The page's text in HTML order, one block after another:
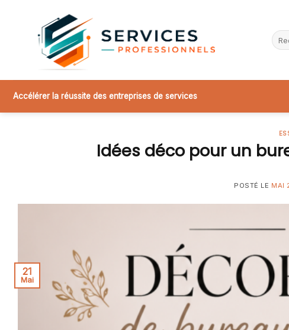
Accélérer la réussite des entreprises de services
Idées déco pour un
POSTÉ LE MAI
21
Mai